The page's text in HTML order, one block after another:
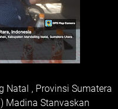
Natal , Provinsi Sumatera
Madina Stanvaskan